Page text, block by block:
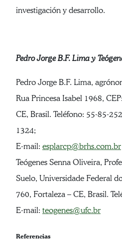
investigación y desarrollo.
Pedro Jorge B.F. Lima y
Pedro Jorge B.F. Lima,
Rua Princesa Isabel 1968,
CE, Brasil. Teléfono: 55-85-
1324;
E-mail: esplarcp@brhs.com.br
Teógenes Senna Oliveira,
Suelo, Universidade Federal
760, Fortaleza – CE, Brasil.
E-mail: teogenes@ufc.br
Referencias